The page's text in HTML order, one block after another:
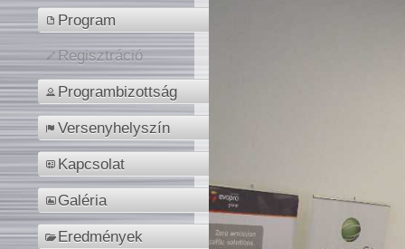
Program
Regisztráció
Programbizottság
Versenyhelyszín
Kapcsolat
Galéria
Eredmények